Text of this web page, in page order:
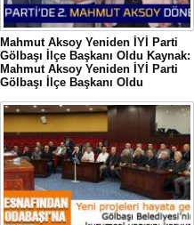
Mahmut Aksoy Yeniden İYİ Parti
Gölbaşı İlçe Başkanı Oldu Kaynak:
Mahmut Aksoy Yeniden İYİ Parti
Gölbaşı İlçe Başkanı Oldu
Mahmut Aksoy Yeniden İYİ Parti Gölbaşı
İlçe Başkanı Oldu